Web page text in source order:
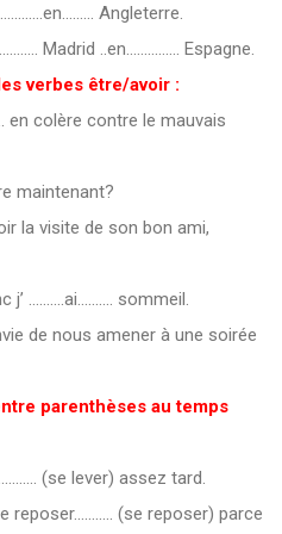
Angleterre.
Madrid ..en............... Espagne.
verbes être/avoir :
en colère contre le mauvais
maintenant?
la visite de son bon ami,
..........ai.......... sommeil.
de nous amener à une soirée
parenthèses au temps
(se lever) assez tard.
reposer........... (se reposer) parce